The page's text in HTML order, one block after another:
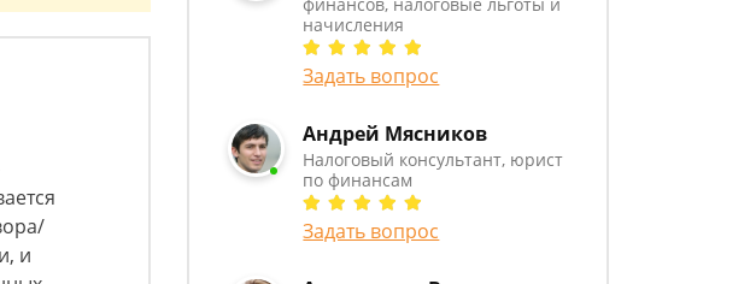
и
начисления
Задать вопрос
Андрей Мясников
Налоговый консультант, юрист
по финансам
Задать вопрос